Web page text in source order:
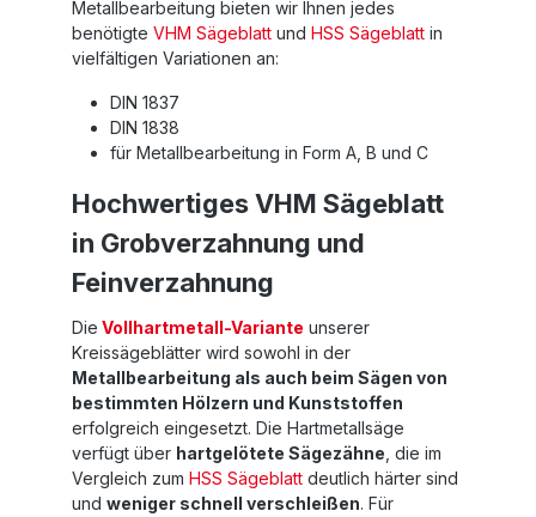
Metallbearbeitung bieten wir Ihnen jedes
benötigte VHM Sägeblatt und HSS Sägeblatt in
vielfältigen Variationen an:
DIN 1837
DIN 1838
für Metallbearbeitung in Form A, B und C
Hochwertiges VHM Sägeblatt
in Grobverzahnung und
Feinverzahnung
Die Vollhartmetall-Variante unserer
Kreissägeblätter wird sowohl in der
Metallbearbeitung als auch beim Sägen von
bestimmten Hölzern und Kunststoffen
erfolgreich eingesetzt. Die Hartmetallsäge
verfügt über hartgelötete Sägezähne , die im
Vergleich zum HSS Sägeblatt deutlich härter sind
und weniger schnell verschleißen. Für